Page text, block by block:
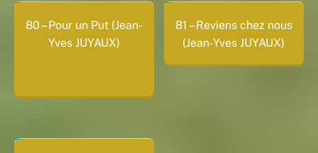
80 – Pour un Put (Jean-
Yves JUYAUX)
81 – Reviens chez nous
(Jean-Yves JUYAUX)